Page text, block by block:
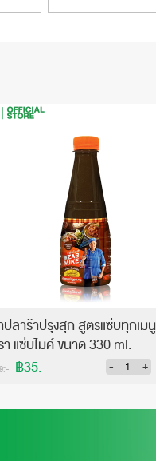
ปลาร้าปรุงสุก สูตรแซ่บทุกเมนู
า แซ่บไมค์ ขนาด 330 ml.
฿35.- - +